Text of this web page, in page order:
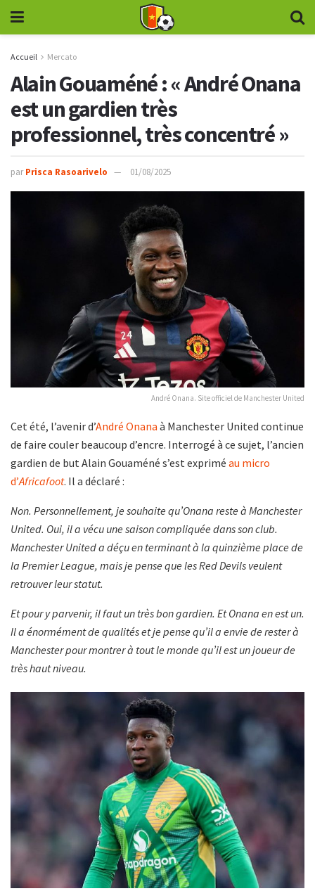
Accueil Mercato
Alain Gouaméné : « André Onana
est un gardien très
professionnel, très concentré »
par Prisca Rasoarivelo 01/08/2025
André Onana. Site officiel de Manchester United
Cet été, l’avenir d’André Onana à Manchester United continue
de faire couler beaucoup d’encre. Interrogé à ce sujet, l’ancien
gardien de but Alain Gouaméné s’est exprimé au micro
d’Africafoot. Il a déclaré :
Non. Personnellement, je souhaite qu’Onana reste à Manchester
United. Oui, il a vécu une saison compliquée dans son club.
Manchester United a déçu en terminant à la quinzième place de
la Premier League, mais je pense que les Red Devils veulent
retrouver leur statut.
Et pour y parvenir, il faut un très bon gardien. Et Onana en est un.
Il a énormément de qualités et je pense qu’il a envie de rester à
Manchester pour montrer à tout le monde qu’il est un joueur de
très haut niveau.